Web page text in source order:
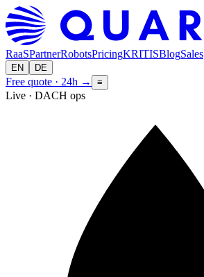
RaaSPartnerRobotsPricingKRITISBlogSales
EN DE
Free quote · 24h → ≡
Live · DACH ops